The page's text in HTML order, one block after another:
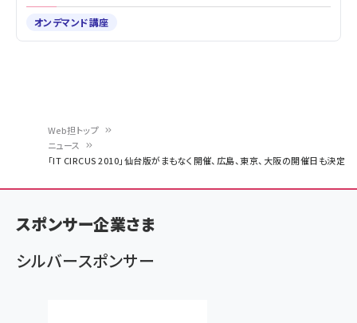
ン
く
ず
Web担トップ
ニュース
「IT CIRCUS 2010」仙台版がまもなく開催、広島、東京、大阪の開催日も決定
オンデマンド講座
スポンサー企業さま
シルバースポンサー